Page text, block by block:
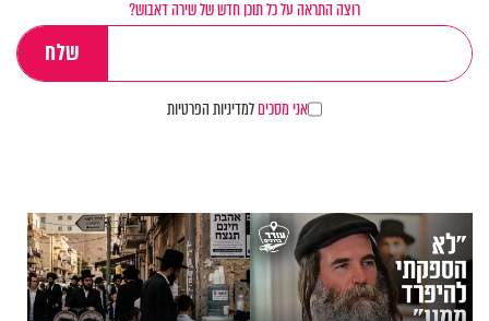
רוצה התראה על כל תוכן חדש של שירה דאבוש?
אני מסכיםלמדיניות הפרטיות